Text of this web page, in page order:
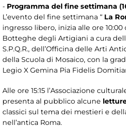
- Programma del fine settimana
L’evento del fine settimana “ La
ingresso libero, inizia alle ore 10:00
Botteghe degli Artigiani a cura
S.P.Q.R., dell’Officina delle Arti
della Scuola di Mosaico, con la
Legio X Gemina Pia Fidelis
Alle ore 15:15 l’Associazione
presenta al pubblico alcune
classici sul tema dei mestieri e
nell’antica Roma.